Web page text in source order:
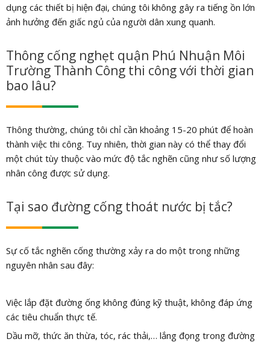
dụng các thiết bị hiện đại, chúng tôi không gây ra tiếng ồn lớn
ảnh hưởng đến giấc ngủ của người dân xung quanh.
Thông cống nghẹt quận Phú Nhuận Môi
Trường Thành Công thi công với thời gian
bao lâu?
Thông thường, chúng tôi chỉ cần khoảng 15-20 phút để hoàn
thành việc thi công. Tuy nhiên, thời gian này có thể thay đổi
một chút tùy thuộc vào mức độ tắc nghẽn cũng như số lượng
nhân công được sử dụng.
Tại sao đường cống thoát nước bị tắc?
Sự cố tắc nghẽn cống thường xảy ra do một trong những
nguyên nhân sau đây:
Việc lắp đặt đường ống không đúng kỹ thuật, không đáp ứng
các tiêu chuẩn thực tế.
Dầu mỡ, thức ăn thừa, tóc, rác thải,… lắng đọng trong đường